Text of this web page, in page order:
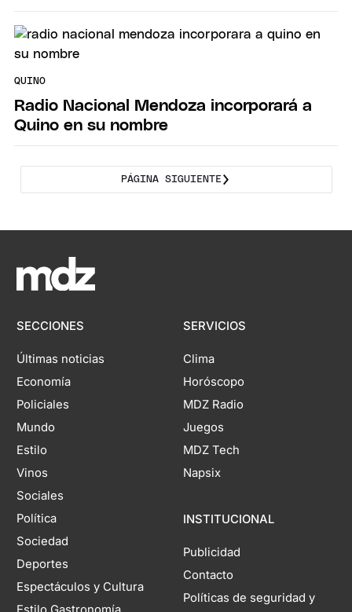
QUINO
Radio Nacional Mendoza incorporará a
Quino en su nombre
PÁGINA SIGUIENTE
SECCIONES
Últimas noticias
Economía
Policiales
Mundo
Estilo
Vinos
Sociales
Política
Sociedad
Deportes
Espectáculos y Cultura
SERVICIOS
Clima
Horóscopo
MDZ Radio
Juegos
MDZ Tech
Napsix
INSTITUCIONAL
Publicidad
Contacto
Políticas de seguridad y